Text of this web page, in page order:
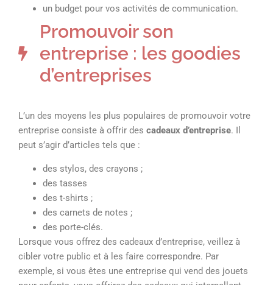
un budget pour vos activités de communication.
Promouvoir son
entreprise : les goodies
d’entreprises
L’un des moyens les plus populaires de promouvoir votre
entreprise consiste à offrir des cadeaux d’entreprise. Il
peut s’agir d’articles tels que :
des stylos, des crayons ;
des tasses
des t-shirts ;
des carnets de notes ;
des porte-clés.
Lorsque vous offrez des cadeaux d’entreprise, veillez à
cibler votre public et à les faire correspondre. Par
exemple, si vous êtes une entreprise qui vend des jouets